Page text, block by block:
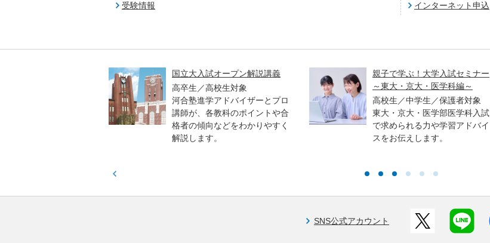
受験情報 インターネット申込
国立大入試オープン解説講義
高卒生／高校生対象
河合塾進学アドバイザーとプロ
講師が、各教科のポイントや合
格者の傾向などをわかりやすく
解説します。
親子で学ぶ！大学入試セミナー
～東大・京大・医学科編～
高校生／中学生／保護者対象
東大・京大・医学部医学科入試
で求められる力や学習アドバイ
スをお伝えします。
SNS公式アカウント